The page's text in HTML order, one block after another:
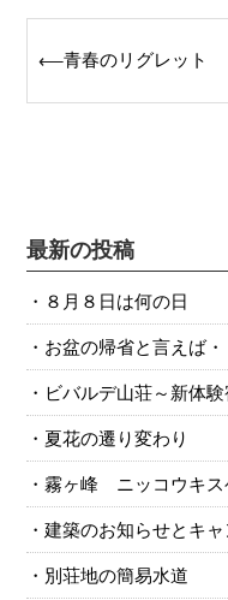
Post
navigation
⟵青春のリグレット
最新の投稿
８月８日は何の日
お盆の帰省と言えば・
ビバルデ山荘～新体
夏花の遷り変わり
霧ヶ峰 ニッコウキス
建築のお知らせとキ
別荘地の簡易水道